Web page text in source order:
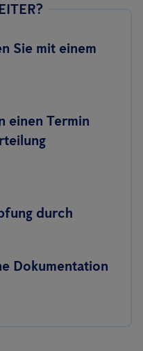
Sie mit einem
einen Termin
durch
Dokumentation